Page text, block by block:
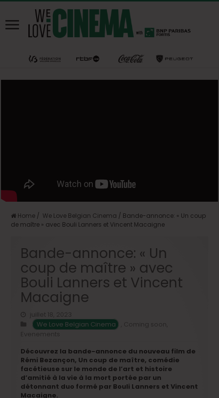
Home / We Love Belgian Cinema / Bande-annonce: « Un coup
de maître » avec Bouli Lanners et Vincent Macaigne
Bande-annonce: « Un
coup de maître » avec
Bouli Lanners et Vincent
Macaigne
juillet 18, 2023
We Love Belgian Cinema
Coming soon
Evenements
Découvrez la bande-annonce du nouveau film de
Rémi Bezançon, Un coup de maître, comédie
facétieuse sur le monde de l’art et histoire
d’amitié à la vie à la mort portée par un
détonnant duo formé par Bouli Lanners et Vincent
Macaigne.